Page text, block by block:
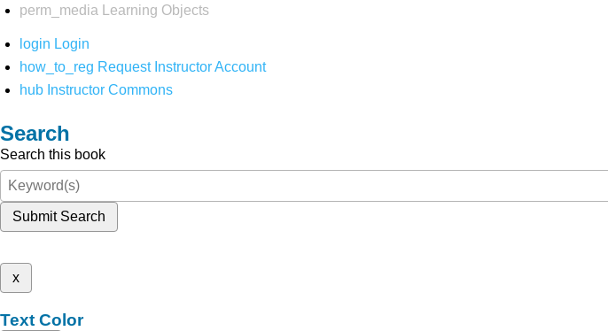
perm_media
Learning Objects
login Login
how_to_reg Request Instructor Account
hub Instructor Commons
Search
Search this book
Submit Search
x
Text Color